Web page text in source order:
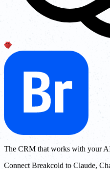
The CRM that works with your
Connect Breakcold to Claude,